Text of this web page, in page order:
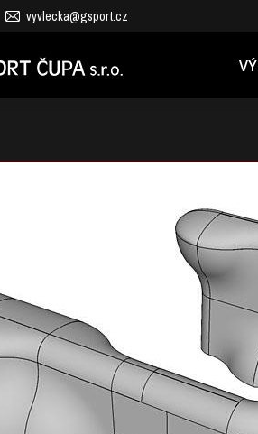
vyvlecka@gsport.cz
VÝROBA DĚTSKÝCH HŘIŠŤ